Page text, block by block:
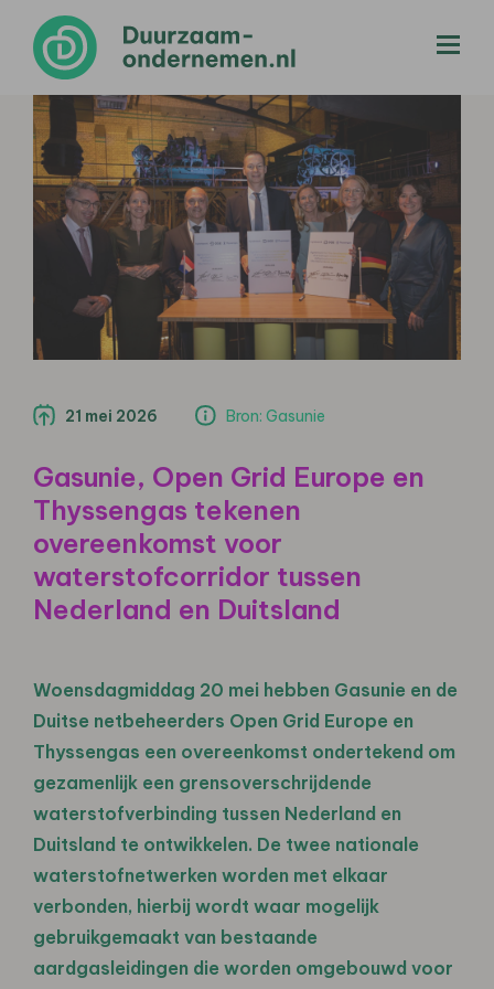
21 mei 2026 Bron: Gasunie
Gasunie, Open Grid Europe en
Thyssengas tekenen
overeenkomst voor
waterstofcorridor tussen
Nederland en Duitsland
Woensdagmiddag 20 mei hebben Gasunie en de
Duitse netbeheerders Open Grid Europe en
Thyssengas een overeenkomst ondertekend om
gezamenlijk een grensoverschrijdende
waterstofverbinding tussen Nederland en
Duitsland te ontwikkelen. De twee nationale
waterstofnetwerken worden met elkaar
verbonden, hierbij wordt waar mogelijk
gebruikgemaakt van bestaande
aardgasleidingen die worden omgebouwd voor